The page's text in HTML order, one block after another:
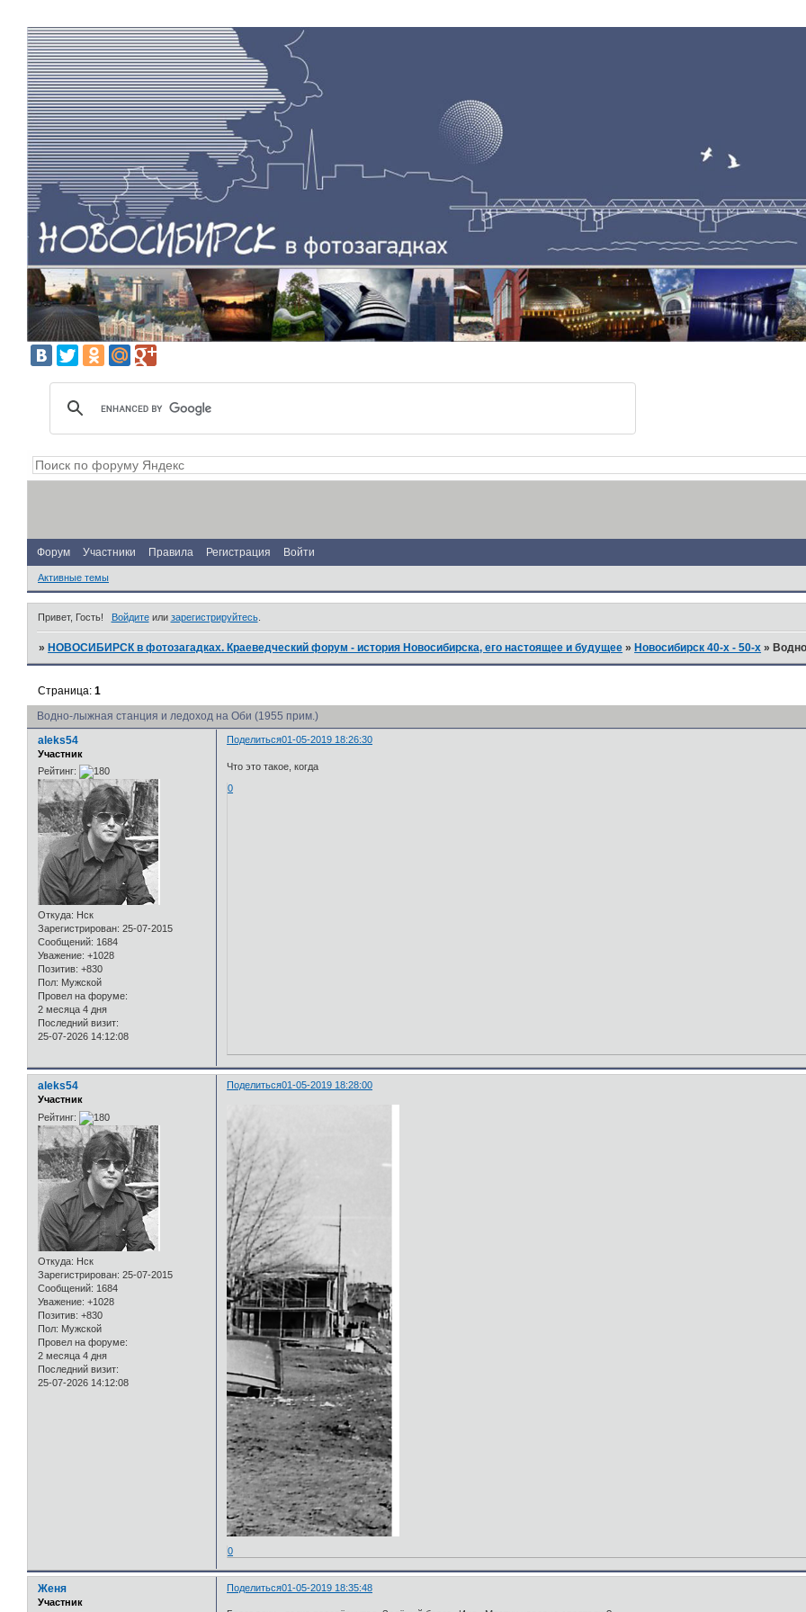
Форум Участники Правила Регистрация Войти
Активные темы
Привет, Гость! Войдитеили зарегистрируйтесь.
»НОВОСИБИРСК в фотозагадках. Краеведческий форум - история Новосибирска, его настоящее и будущее »Новосибирск 40-х - 50-х »
Водно-лыжная станция и ледоход на Оби (1955 прим.)
Страница:1
Поделиться01-05-2019 18:26:30
aleks54
Участник
Рейтинг:
Откуда: Нск
Зарегистрирован: 25-07-2015
Сообщений: 1684
Уважение: +1028
Позитив: +830
Пол: Мужской
Провел на форуме:
2 месяца 4 дня
Последний визит:
25-07-2026 14:12:08
Что это такое, когда
0
Поделиться01-05-2019 18:28:00
aleks54
Участник
Рейтинг:
Откуда: Нск
Зарегистрирован: 25-07-2015
Сообщений: 1684
Уважение: +1028
Позитив: +830
Пол: Мужской
Провел на форуме:
2 месяца 4 дня
Последний визит:
25-07-2026 14:12:08
0
Поделиться01-05-2019 18:35:48
Женя
Участник